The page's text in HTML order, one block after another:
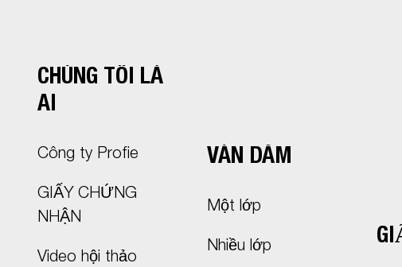
CHÚNG TÔI LÀ
AI
Công ty Profie
GIẤY CHỨNG
NHẬN
Video hội thảo
VÁN DĂM
Một lớp
Nhiều lớp